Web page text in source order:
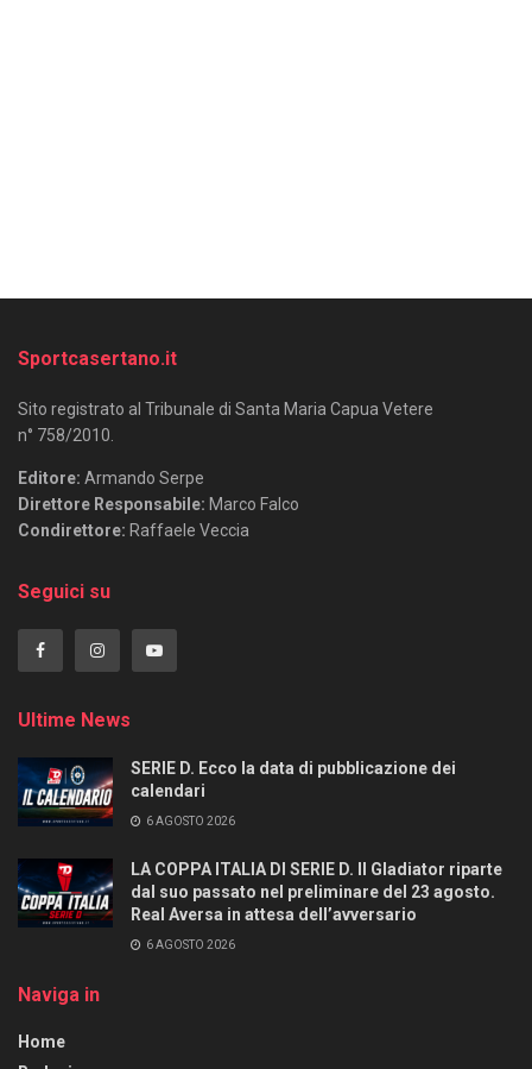
Sportcasertano.it
Sito registrato al Tribunale di Santa Maria Capua Vetere
n° 758/2010.
Editore: Armando Serpe
Direttore Responsabile: Marco Falco
Condirettore: Raffaele Veccia
Seguici su
Ultime News
SERIE D. Ecco la data di pubblicazione dei
calendari
6 AGOSTO 2026
LA COPPA ITALIA DI SERIE D. Il Gladiator riparte
dal suo passato nel preliminare del 23 agosto.
Real Aversa in attesa dell’avversario
6 AGOSTO 2026
Naviga in
Home